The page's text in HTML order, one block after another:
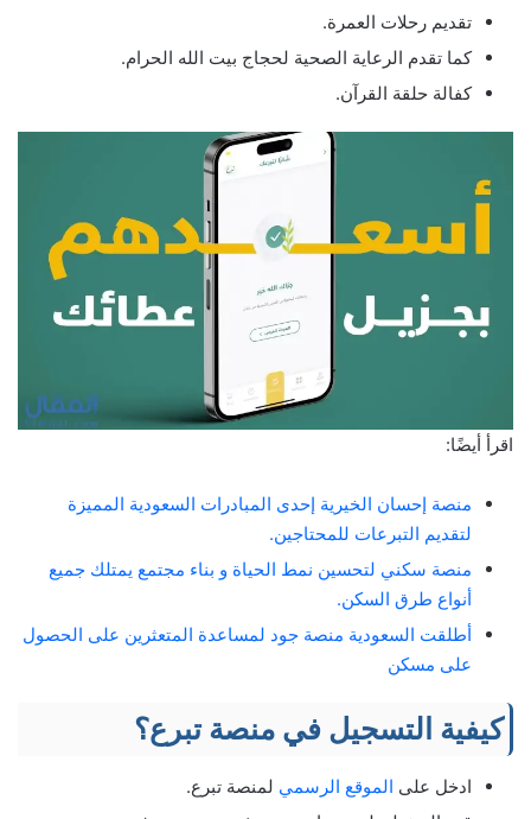
تقديم رحلات العمرة.
كما تقدم الرعاية الصحية لحجاج بيت الله الحرام.
كفالة حلقة القرآن.
اقرأ أيضًا:
منصة إحسان الخيرية إحدى المبادرات السعودية المميزة
لتقديم التبرعات للمحتاجين.
منصة سكني لتحسين نمط الحياة و بناء مجتمع يمتلك جميع
أنواع طرق السكن.
أطلقت السعودية منصة جود لمساعدة المتعثرين على الحصول
على مسكن
كيفية التسجيل في منصة تبرع؟
ادخل على الموقع الرسمي لمنصة تبرع.